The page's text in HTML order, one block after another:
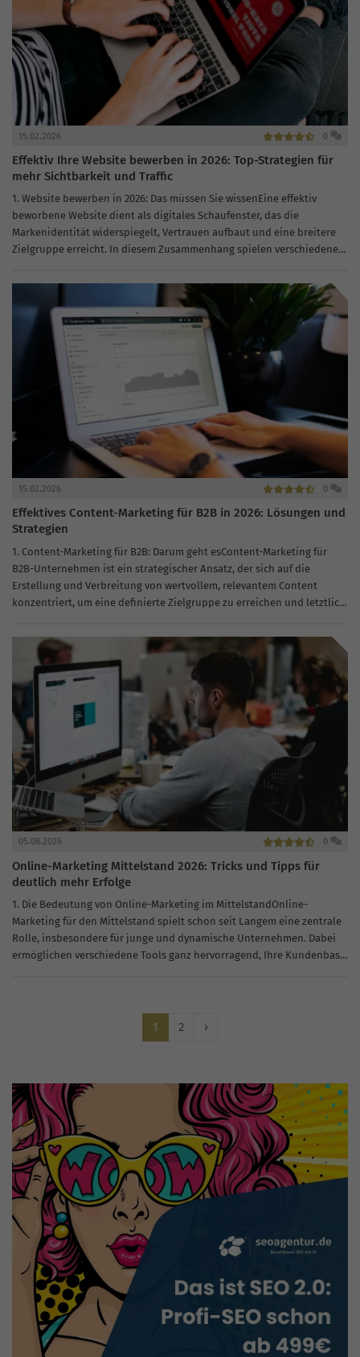
15.02.2026 0
Effektiv Ihre Website bewerben in 2026: Top-Strategien für
mehr Sichtbarkeit und Traffic
1. Website bewerben in 2026: Das müssen Sie wissenEine effektiv
beworbene Website dient als digitales Schaufenster, das die
Markenidentität widerspiegelt, Vertrauen aufbaut und eine breitere
Zielgruppe erreicht. In diesem Zusammenhang spielen verschiedene
Suchmaschinenoptimierung...
15.02.2026 0
Effektives Content-Marketing für B2B in 2026: Lösungen und
Strategien
1. Content-Marketing für B2B: Darum geht esContent-Marketing für
B2B-Unternehmen ist ein strategischer Ansatz, der sich auf die
Erstellung und Verbreitung von wertvollem, relevantem Content
konzentriert, um eine definierte Zielgruppe zu erreichen und letztlich
05.08.2026 0
Online-Marketing Mittelstand 2026: Tricks und Tipps für
deutlich mehr Erfolge
1. Die Bedeutung von Online-Marketing im MittelstandOnline-
Marketing für den Mittelstand spielt schon seit Langem eine zentrale
Rolle, insbesondere für junge und dynamische Unternehmen. Dabei
ermöglichen verschiedene Tools ganz hervorragend, Ihre Kundenbasis
1 2 ›